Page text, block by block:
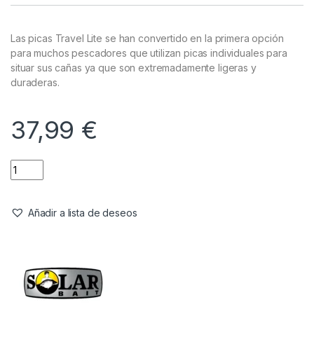
Las picas Travel Lite se han convertido en la primera opción
para muchos pescadores que utilizan picas individuales para
situar sus cañas ya que son extremadamente ligeras y
duraderas.
37,99 €
Añadir a lista de deseos